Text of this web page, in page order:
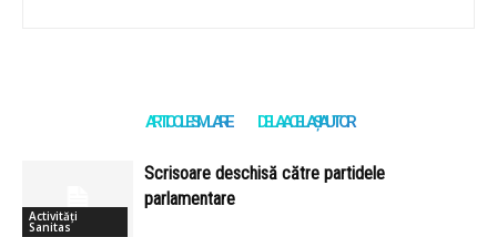
ARTICOLE SIMILARE DE LA ACELAȘI AUTOR
Activități
Sanitas
Scrisoare deschisă către partidele
parlamentare